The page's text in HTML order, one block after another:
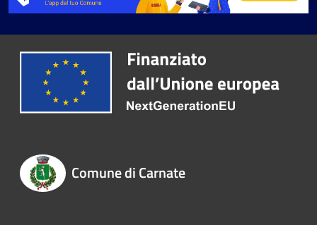
Comune di Carnate